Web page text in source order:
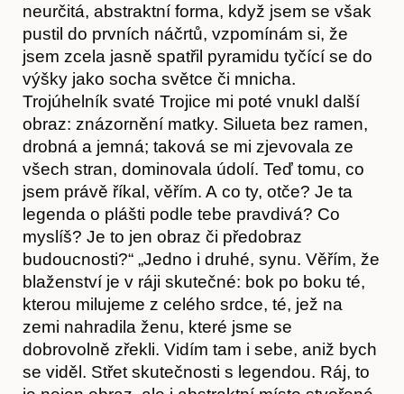
Články
neurčitá, abstraktní forma, když jsem se však
pustil do prvních náčrtů, vzpomínám si, že
jsem zcela jasně spatřil pyramidu tyčící se do
výšky jako socha světce či mnicha.
Trojúhelník svaté Trojice mi poté vnukl další
obraz: znázornění matky. Silueta bez ramen,
drobná a jemná; taková se mi zjevovala ze
všech stran, dominovala údolí. Teď tomu, co
jsem právě říkal, věřím. A co ty, otče? Je ta
legenda o plášti podle tebe pravdivá? Co
myslíš? Je to jen obraz či předobraz
budoucnosti?“ „Jedno i druhé, synu. Věřím, že
blaženství je v ráji skutečné: bok po boku té,
kterou milujeme z celého srdce, té, jež na
zemi nahradila ženu, které jsme se
dobrovolně zřekli. Vidím tam i sebe, aniž bych
se viděl. Střet skutečnosti s legendou. Ráj, to